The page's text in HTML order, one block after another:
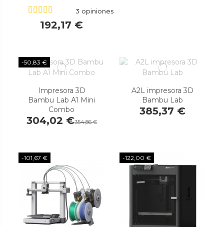
3 opiniones
192,17 €
-50,83 €
Impresora 3D
Bambu Lab A1 Mini
Combo
304,02 €354,86 €
A2L impresora 3D
Bambu Lab
385,37 €
-101,67 € -122,00 €